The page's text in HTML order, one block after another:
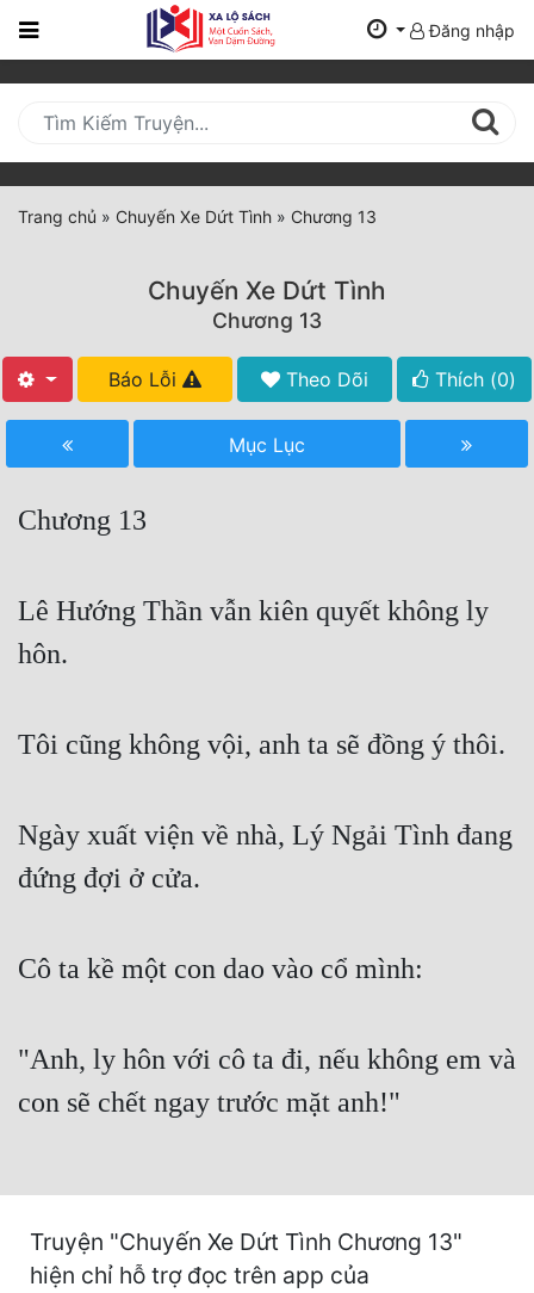
Trang
Mới
Cập
Nhật
(current)
Tất Cả
Hậu Cung
Truyện Convert
Truyện Nhập Môn
Xa Lộ Dịch
Dị Giới
Dị Năng
Đăng nhập
Trang chủ » Chuyến Xe Dứt Tình » Chương 13
Chuyến Xe Dứt Tình
Chương 13
Báo Lỗi Theo Dõi Thích (0)
Mục Lục
Chương 13
Lê Hướng Thần vẫn kiên quyết không ly
hôn.
Tôi cũng không vội, anh ta sẽ đồng ý thôi.
Ngày xuất viện về nhà, Lý Ngải Tình đang
đứng đợi ở cửa.
Cô ta kề một con dao vào cổ mình:
"Anh, ly hôn với cô ta đi, nếu không em và
con sẽ chết ngay trước mặt anh!"
Truyện "Chuyến Xe Dứt Tình Chương 13"
hiện chỉ hỗ trợ đọc trên app của